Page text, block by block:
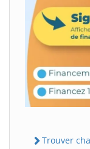
Trouver